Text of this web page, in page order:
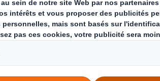
est située en France
de machines de
dans le monde entier.